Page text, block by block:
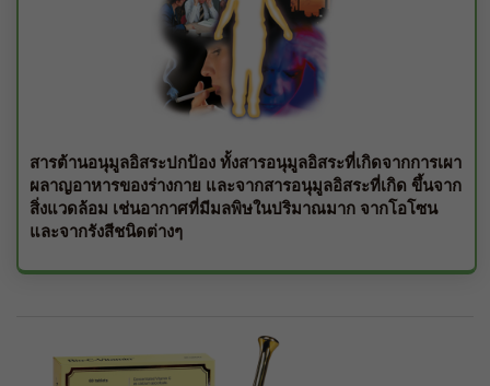
สารต้านอนุมูลอิสระปกป้อง ทั้งสารอนุมูลอิสระที่เกิดจากการเผา
ผลาญอาหารของร่างกาย และจากสารอนุมูลอิสระที่เกิด ขึ้นจาก
สิ่งแวดล้อม เช่นอากาศที่มีมลพิษในปริมาณมาก จากโอโซน
และจากรังสีชนิดต่างๆ